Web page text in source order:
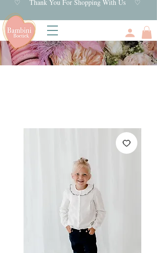
♡ Thank You For Shopping With Us ♡